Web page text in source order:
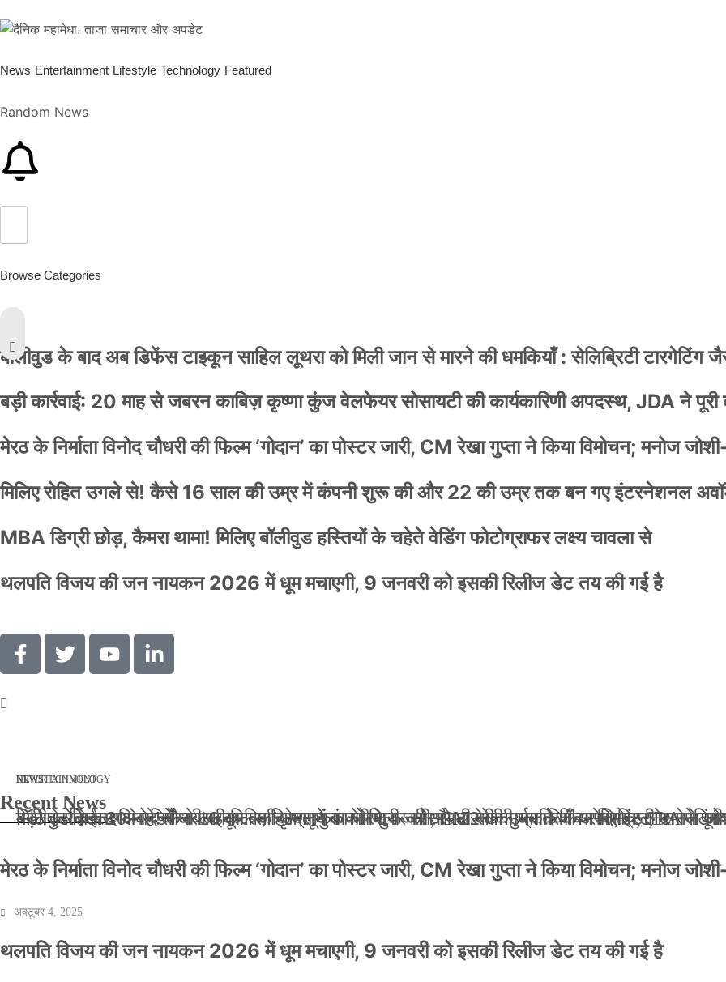
News Entertainment Lifestyle Technology Featured
Random News
Browse Categories
बॉलीवुड के बाद अब डिफेंस टाइकून साहिल लूथरा को मिली जान से मारने की धमकियाँ : सेलिब्रिटी टारगेटिंग
बड़ी कार्रवाई: 20 माह से जबरन काबिज़ कृष्णा कुंज वेलफेयर सोसायटी की कार्यकारिणी अपदस्थ, JDA ने पूरी
मेरठ के निर्माता विनोद चौधरी की फिल्म ‘गोदान’ का पोस्टर जारी, CM रेखा गुप्ता ने किया विमोचन; मनोज
मिलिए रोहित उगले से! कैसे 16 साल की उम्र में कंपनी शुरू की और 22 की उम्र तक बन गए इंटरनेशनल
MBA डिग्री छोड़, कैमरा थामा! मिलिए बॉलीवुड हस्तियों के चहेते वेडिंग फोटोग्राफर लक्ष्य चावला से
थलपति विजय की जन नायकन 2026 में धूम मचाएगी, 9 जनवरी को इसकी रिलीज डेट तय की गई है
NEWS मार्च 2, 2026
बॉलीवुड के बाद अब डिफेंस टाइकून साहिल लूथरा को मिली जान से मारने की धमकियाँ : सेलिब्रिटी
NEWS जनवरी 29, 2026
बड़ी कार्रवाई: 20 माह से जबरन काबिज़ कृष्णा कुंज वेलफेयर सोसायटी की कार्यकारिणी अपदस्थ, JDA ने
ENTERTAINMENT
मेरठ के निर्माता विनोद चौधरी की फिल्म ‘गोदान’ का पोस्टर जारी, CM रेखा गुप्ता ने किया विमोचन; मनोज
NEWSTECHNOLOGY
मिलिए रोहित उगले से! कैसे 16 साल की उम्र में कंपनी शुरू की और 22 की उम्र तक बन गए इंटरनेशनल
Recent News
मेरठ के निर्माता विनोद चौधरी की फिल्म ‘गोदान’ का पोस्टर जारी, CM रेखा गुप्ता ने किया विमोचन; मनोज
अक्टूबर 4, 2025
थलपति विजय की जन नायकन 2026 में धूम मचाएगी, 9 जनवरी को इसकी रिलीज डेट तय की गई है